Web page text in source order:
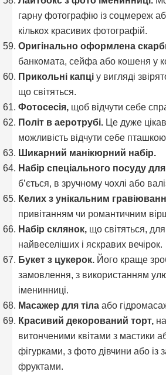
гарну фотографію із соцмереж
кількох красивих фотографій.
Оригінально оформлена
банкомата, сейфа або кошеня у
Прикольні капціу вигляді
що світяться.
Фотосесія, щоб відчути себе
Політ в аеротрубі. Це дуже
можливість відчути себе пташкою
Шикарний манікюрний набір.
Набір спеціального посуду для
б’ється, в зручному чохлі або
Келих з унікальним
привітанням чи романтичним
Набір склянок, що світяться, для
найвеселіших і яскравих вечірок.
Букет з цукерок. Його краще
замовлення, з використанням
іменинниці.
Масажер для тіла або
Красивий декорований торт,
витонченими квітами з мастики
фігурками, з фото дівчини або із
фруктами.